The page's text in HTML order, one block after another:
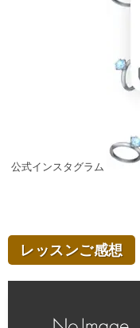
公式インスタグラム
レッスンご感想